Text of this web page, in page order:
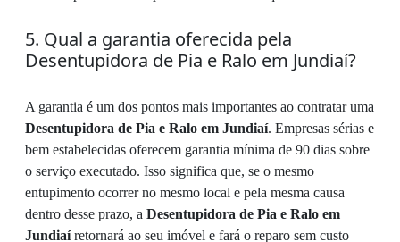
5. Qual a garantia oferecida pela
Desentupidora de Pia e Ralo em Jundiaí?
A garantia é um dos pontos mais importantes ao contratar uma
Desentupidora de Pia e Ralo em Jundiaí. Empresas sérias e
bem estabelecidas oferecem garantia mínima de 90 dias sobre
o serviço executado. Isso significa que, se o mesmo
entupimento ocorrer no mesmo local e pela mesma causa
dentro desse prazo, a Desentupidora de Pia e Ralo em
Jundiaíretornará ao seu imóvel e fará o reparo sem custo